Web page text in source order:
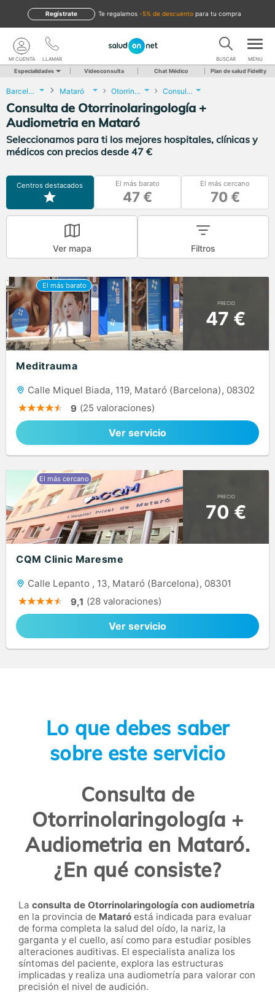
te regalamos -5% de descuento para tu compra
Regístrate
LLAMAR
MI CUENTA BUSCAR MENU
Especialidades Videoconsulta Chat Médico Plan de salud Fidelity
Barcelona Mataró Otorrinolaringología Consulta de Otorrinolaringología + Audiometria
Consulta de Otorrinolaringología +
Audiometria en Mataró
Seleccionamos para ti los mejores hospitales, clínicas y
médicos con precios desde 47 €
Centros destacados El más barato
47 €
El más cercano
70 €
Ver mapa Filtros
PRECIO
47 €
Meditrauma
Calle Miquel Biada, 119, Mataró (Barcelona), 08302
9 (25 valoraciones)
Ver servicio
PRECIO
70 €
CQM Clinic Maresme
Calle Lepanto , 13, Mataró (Barcelona), 08301
9,1 (28 valoraciones)
Ver servicio
Lo que debes saber
sobre este servicio
Consulta de
Otorrinolaringología +
Audiometria en Mataró.
¿En qué consiste?
La consulta de Otorrinolaringología con audiometría
en la provincia de Mataró está indicada para evaluar
de forma completa la salud del oído, la nariz, la
garganta y el cuello, así como para estudiar posibles
alteraciones auditivas. El especialista analiza los
síntomas del paciente, explora las estructuras
implicadas y realiza una audiometría para valorar con
precisión el nivel de audición.